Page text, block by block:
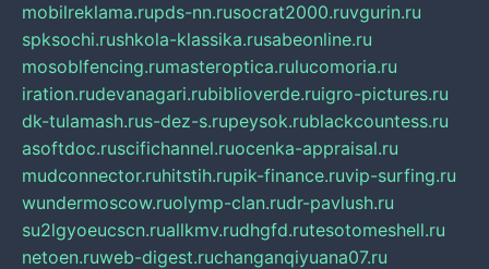
mobilreklama.rupds-nn.rusocrat2000.ruvgurin.ru
spksochi.rushkola-klassika.rusabeonline.ru
mosoblfencing.rumasteroptica.rulucomoria.ru
iration.rudevanagari.rubiblioverde.ruigro-pictures.ru
dk-tulamash.rus-dez-s.rupeysok.rublackcountess.ru
asoftdoc.ruscifichannel.ruocenka-appraisal.ru
mudconnector.ruhitstih.rupik-finance.ruvip-surfing.ru
wundermoscow.ruolymp-clan.rudr-pavlush.ru
su2lgyoeucscn.ruallkmv.rudhgfd.rutesotomeshell.ru
netoen.ruweb-digest.ruchanganqiyuana07.ru